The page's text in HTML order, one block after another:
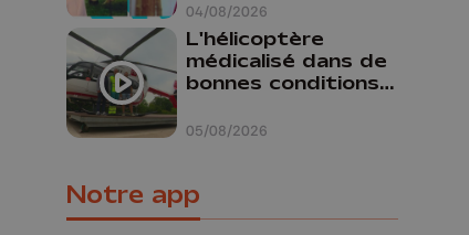
04/08/2026
05/08/2026
L'hélicoptère
médicalisé dans de
bonnes conditions à
Notre app